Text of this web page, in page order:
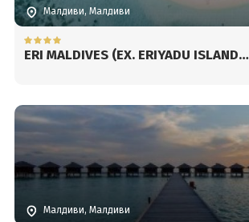
Малдиви, Малдиви
ERI MALDIVES (EX. ERIYADU ISLAND
Малдиви, Малдиви